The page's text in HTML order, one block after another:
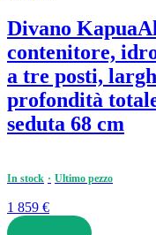
Divano Kapua
contenitore,
a tre posti,
profondità
seduta 68 cm
In stock Ultimo pezzo
1 859 €